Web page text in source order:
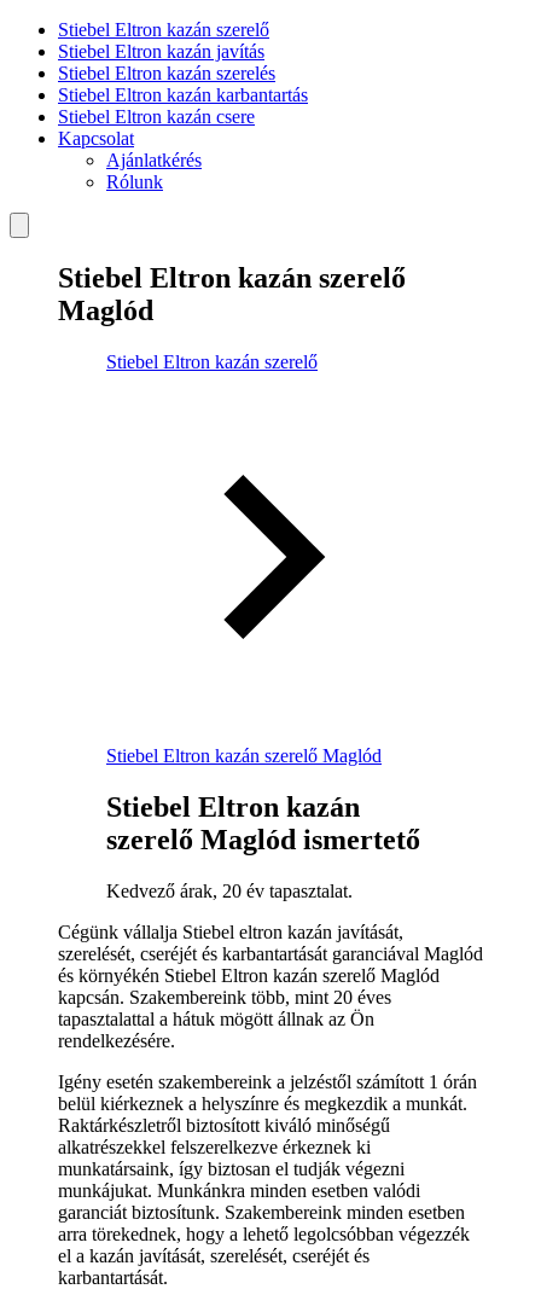
Stiebel Eltron kazán szerelő
Stiebel Eltron kazán javítás
Stiebel Eltron kazán szerelés
Stiebel Eltron kazán karbantartás
Stiebel Eltron kazán csere
Kapcsolat
Ajánlatkérés
Rólunk
Stiebel Eltron kazán szerelő
Maglód
Stiebel Eltron kazán szerelő
Stiebel Eltron kazán szerelő Maglód
Stiebel Eltron kazán
szerelő Maglód ismertető
Kedvező árak, 20 év tapasztalat.
Cégünk vállalja Stiebel eltron kazán javítását,
szerelését, cseréjét és karbantartását garanciával Maglód
és környékén Stiebel Eltron kazán szerelő Maglód
kapcsán. Szakembereink több, mint 20 éves
tapasztalattal a hátuk mögött állnak az Ön
rendelkezésére.
Igény esetén szakembereink a jelzéstől számított 1 órán
belül kiérkeznek a helyszínre és megkezdik a munkát.
Raktárkészletről biztosított kiváló minőségű
alkatrészekkel felszerelkezve érkeznek ki
munkatársaink, így biztosan el tudják végezni
munkájukat. Munkánkra minden esetben valódi
garanciát biztosítunk. Szakembereink minden esetben
arra törekednek, hogy a lehető legolcsóbban végezzék
el a kazán javítását, szerelését, cseréjét és
karbantartását.